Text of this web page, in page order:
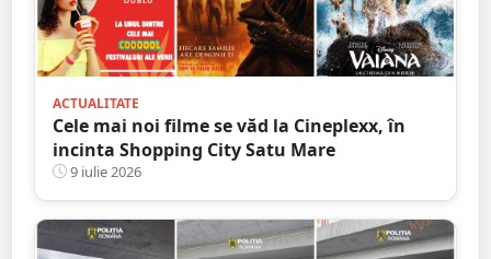
ACTUALITATE
Cele mai noi filme se văd la Cineplexx, în
incinta Shopping City Satu Mare
9 iulie 2026